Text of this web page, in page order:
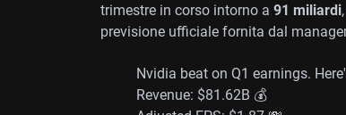
trimestre in corso intorno a 91 miliardi
previsione ufficiale fornita dal
Nvidia beat on Q1 earnings.
Revenue: $81.62B 💰